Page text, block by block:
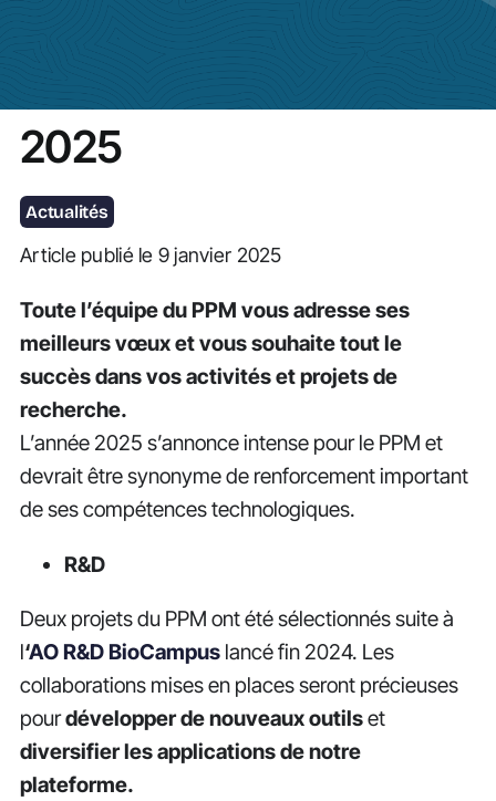
2025
Actualités
Article publié le 9 janvier 2025
Toute l’équipe du PPM vous adresse ses
meilleurs vœux et vous souhaite tout le
succès dans vos activités et projets de
recherche.
L’année 2025 s’annonce intense pour le PPM et
devrait être synonyme de renforcement important
de ses compétences technologiques.
R&D
Deux projets du PPM ont été sélectionnés suite à
l‘AO R&D BioCampuslancé fin 2024. Les
collaborations mises en places seront précieuses
pourdévelopper de nouveaux outilset
diversifier les applications de notre
plateforme.